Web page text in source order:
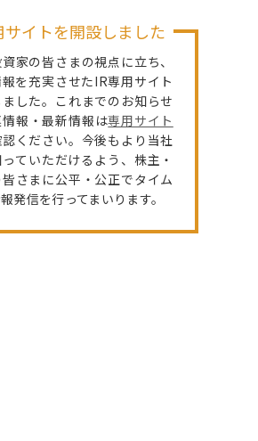
サイトを開設しました
家の皆さまの視点に立ち、
を充実させたIR専用サイト
した。これまでのお知らせ
報・最新情報は専用サイト
ください。今後もより当社
ていただけるよう、株主・
さまに公平・公正でタイム
発信を行ってまいります。